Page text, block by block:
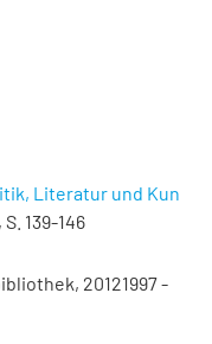
Literatur und Kun
139-146
20121997 -